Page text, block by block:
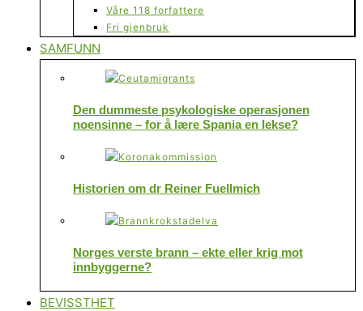
Våre 118 forfattere
Fri gjenbruk
SAMFUNN
Den dummeste psykologiske operasjonen
noensinne – for å lære Spania en lekse?
Historien om dr Reiner Fuellmich
Norges verste brann – ekte eller krig mot
innbyggerne?
BEVISSTHET